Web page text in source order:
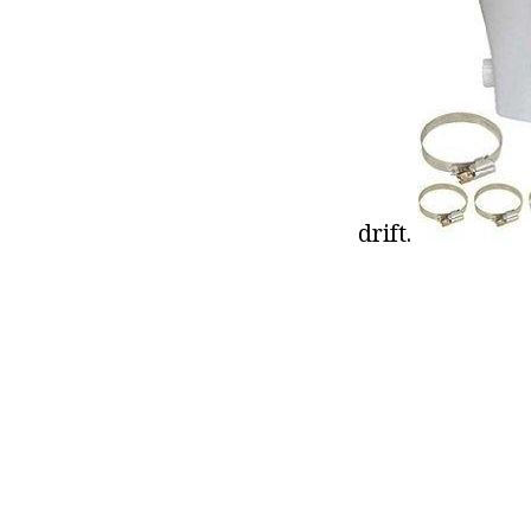
drift.